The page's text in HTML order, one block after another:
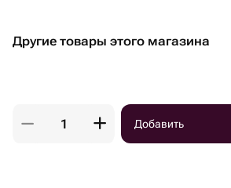
Другие товары этого магазина
Добавить